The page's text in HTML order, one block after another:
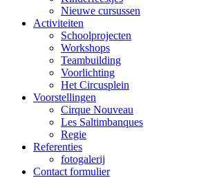
Nieuwe cursussen
Activiteiten
Schoolprojecten
Workshops
Teambuilding
Voorlichting
Het Circusplein
Voorstellingen
Cirque Nouveau
Les Saltimbanques
Regie
Referenties
fotogalerij
Contact formulier